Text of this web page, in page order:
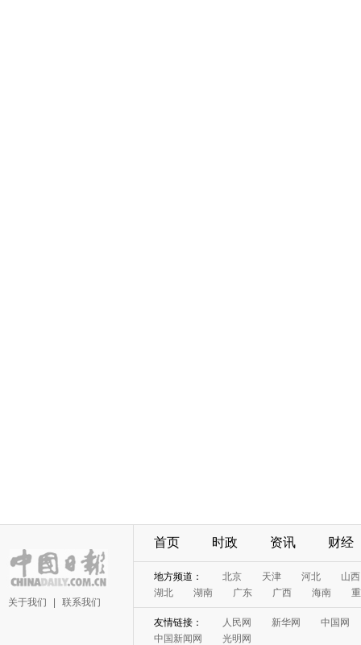
关于我们 联系我们
首页 时政 资讯 财经
地方频道： 北京 天津 河北
山西
湖北
湖南 广东 广西 海南
友情链接： 人民网 新华网
中国网
中国新闻网
光明网